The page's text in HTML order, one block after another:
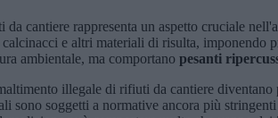
da cantiere rappresenta un aspetto cruciale
e altri materiali di risulta, imponendo
ambientale, ma comportano pesanti
illegale di rifiuti da cantiere
sono soggetti a normative ancora più